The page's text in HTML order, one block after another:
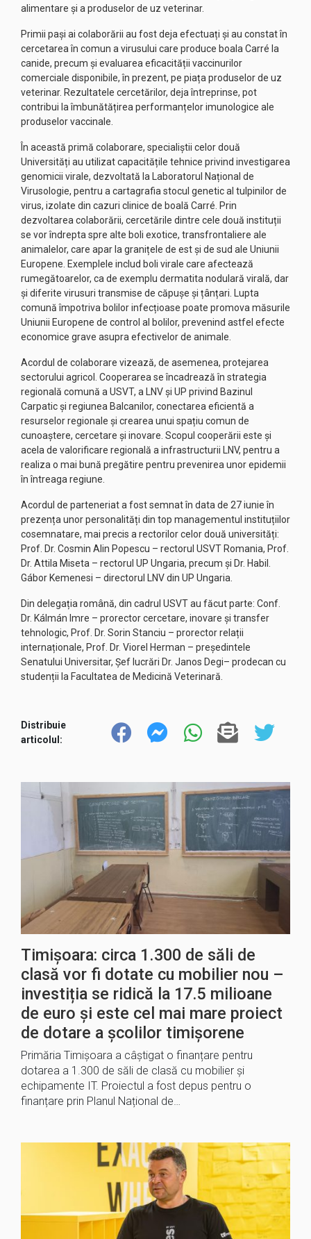
alimentare și a produselor de uz veterinar.
Primii pași ai colaborării au fost deja efectuați și au constat în
cercetarea în comun a virusului care produce boala Carré la
canide, precum și evaluarea eficacității vaccinurilor
comerciale disponibile, în prezent, pe piața produselor de uz
veterinar. Rezultatele cercetărilor, deja întreprinse, pot
contribui la îmbunătățirea performanțelor imunologice ale
produselor vaccinale.
În această primă colaborare, specialiștii celor două
Universități au utilizat capacitățile tehnice privind investigarea
genomicii virale, dezvoltată la Laboratorul Național de
Virusologie, pentru a cartagrafia stocul genetic al tulpinilor de
virus, izolate din cazuri clinice de boală Carré. Prin
dezvoltarea colaborării, cercetările dintre cele două instituții
se vor îndrepta spre alte boli exotice, transfrontaliere ale
animalelor, care apar la granițele de est și de sud ale Uniunii
Europene. Exemplele includ boli virale care afectează
rumegătoarelor, ca de exemplu dermatita nodulară virală, dar
și diferite virusuri transmise de căpușe și țânțari. Lupta
comună împotriva bolilor infecțioase poate promova măsurile
Uniunii Europene de control al bolilor, prevenind astfel efecte
economice grave asupra efectivelor de animale.
Acordul de colaborare vizează, de asemenea, protejarea
sectorului agricol. Cooperarea se încadrează în strategia
regională comună a USVT, a LNV și UP privind Bazinul
Carpatic și regiunea Balcanilor, conectarea eficientă a
resurselor regionale și crearea unui spațiu comun de
cunoaștere, cercetare și inovare. Scopul cooperării este și
acela de valorificare regională a infrastructurii LNV, pentru a
realiza o mai bună pregătire pentru prevenirea unor epidemii
în întreaga regiune.
Acordul de parteneriat a fost semnat în data de 27 iunie în
prezența unor personalități din top managementul instituțiilor
cosemnatare, mai precis a rectorilor celor două universități:
Prof. Dr. Cosmin Alin Popescu – rectorul USVT Romania, Prof.
Dr. Attila Miseta – rectorul UP Ungaria, precum și Dr. Habil.
Gábor Kemenesi – directorul LNV din UP Ungaria.
Din delegația română, din cadrul USVT au făcut parte: Conf.
Dr. Kálmán Imre – prorector cercetare, inovare și transfer
tehnologic, Prof. Dr. Sorin Stanciu – prorector relații
internaționale, Prof. Dr. Viorel Herman – președintele
Senatului Universitar, Șef lucrări Dr. Janos Degi– prodecan cu
studenții la Facultatea de Medicină Veterinară.
Distribuie
articolul:
Timișoara: circa 1.300 de săli de
clasă vor fi dotate cu mobilier nou –
investiția se ridică la 17.5 milioane
de euro și este cel mai mare proiect
de dotare a școlilor timișorene
Primăria Timișoara a câștigat o finanțare pentru
dotarea a 1.300 de săli de clasă cu mobilier și
echipamente IT. Proiectul a fost depus pentru o
finanțare prin Planul Național de…